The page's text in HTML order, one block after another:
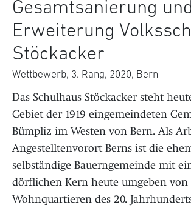
Gesamtsanierung und
Erweiterung
Stöckacker
Wettbewerb, 3. Rang, 2020, Bern
Das Schulhaus Stöckacker steht
Gebiet der 1919 eingemeindeten
Bümpliz im Westen von Bern. Als
Angestelltenvorort Berns ist die
selbständige Bauerngemeinde mit
dörflichen Kern heute umgeben von
Wohnquartieren des 20.